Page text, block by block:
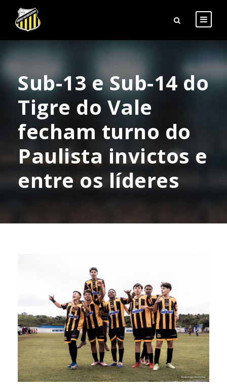
Sub-13 e Sub-14 do
Tigre do Vale
fecham turno do
Paulista invictos e
entre os líderes